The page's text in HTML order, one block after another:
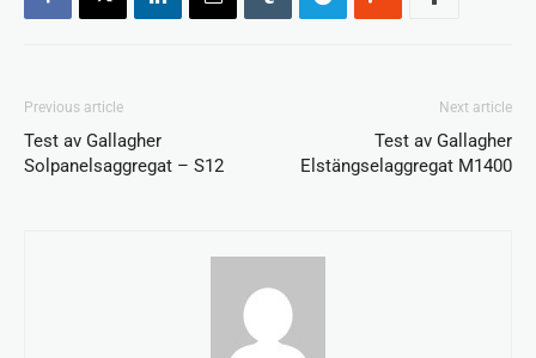
Previous article
Test av Gallagher
Solpanelsaggregat – S12
Next article
Test av Gallagher
Elstängselaggregat M1400